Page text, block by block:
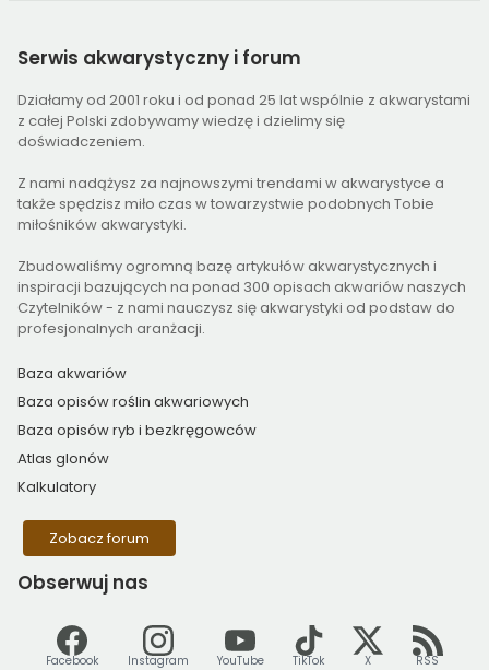
Serwis akwarystyczny i forum
Działamy od 2001 roku i od ponad 25 lat wspólnie z akwarystami
z całej Polski zdobywamy wiedzę i dzielimy się
doświadczeniem.
Z nami nadążysz za najnowszymi trendami w akwarystyce a
także spędzisz miło czas w towarzystwie podobnych Tobie
miłośników akwarystyki.
Zbudowaliśmy ogromną bazę artykułów akwarystycznych i
inspiracji bazujących na ponad 300 opisach akwariów naszych
Czytelników - z nami nauczysz się akwarystyki od podstaw do
profesjonalnych aranżacji.
Baza akwariów
Baza opisów roślin akwariowych
Baza opisów ryb i bezkręgowców
Atlas glonów
Kalkulatory
Zobacz forum
Obserwuj nas
Facebook Instagram YouTube TikTok X RSS